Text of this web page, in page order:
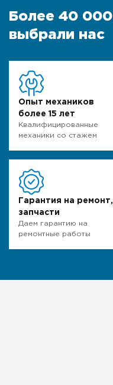
Более 40 000 владельцев авто
выбрали нас
Опыт механиков
более 15 лет
Квалифицированные
механики со стажем
Гарантия на ремонт,
запчасти
Даем гарантию на
ремонтные работы